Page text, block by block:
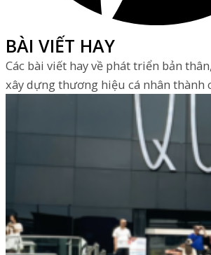
BÀI VIẾT HAY
Các bài viết hay về phát triển bản
xây dựng thương hiệu cá nhân thành